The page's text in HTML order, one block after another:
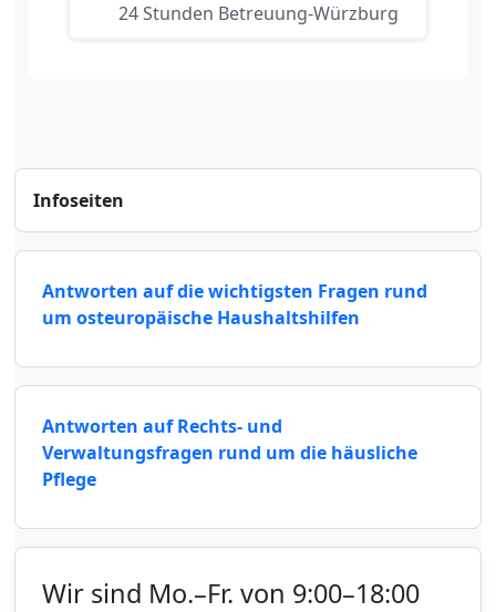
24 Stunden Betreuung-Würzburg
Infoseiten
Antworten auf die wichtigsten Fragen rund
um osteuropäische Haushaltshilfen
Antworten auf Rechts- und
Verwaltungsfragen rund um die häusliche
Pflege
Wir sind Mo.–Fr. von 9:00–18:00